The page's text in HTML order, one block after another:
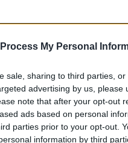
My Personal
sale, sharing to third parties,
advertising by us, please
note that after your opt-out
ads based on personal
parties prior to your opt-out.
information by third
(0)